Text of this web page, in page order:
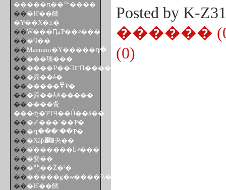
Posted by K-
������
(0)
�����ԥ��ꥢ����
���Ҥ��餷
�Υͥ��Х�ػ�
��
Ŵ���ԤäƤ��ޤ���
���Ϥ��
��Macmini�Υ�����դ�
�����顼���
��
����Ƥ��򿩤٤˹Ԥ������ä��Τ������
���֥쥹��å�
��
�����߾Ƥ�
���֥쥹��åȺ�����
������夤
���ʤ�ƤΤϤ��Ĥ��ä��
���⤦���˺��Ƥ�
���դ���˺��Ƥ�
���Хåƥ꡼�夬��
��
�ͥ������󤦤ޤ���
���籫��
���⾾��Ź�ˤ�
�������ǥ�ѡ����²λ���̵������
���Ҥ��餷